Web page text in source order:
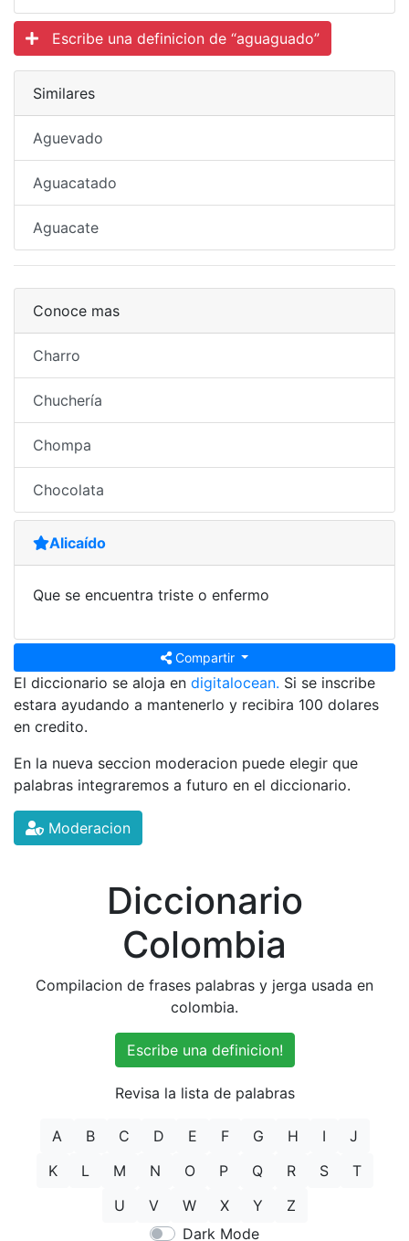
Escribe una definicion de “aguaguado”
Similares
Aguevado
Aguacatado
Aguacate
Conoce mas
Charro
Chuchería
Chompa
Chocolata
Alicaído
Que se encuentra triste o enfermo
Compartir
El diccionario se aloja en digitalocean. Si se inscribe
estara ayudando a mantenerlo y recibira 100 dolares
en credito.
En la nueva seccion moderacion puede elegir que
palabras integraremos a futuro en el diccionario.
Moderacion
Diccionario
Colombia
Compilacion de frases palabras y jerga usada en
colombia.
Escribe una definicion!
Revisa la lista de palabras
A B C D E F G H I
J
K
L M N O P Q R S
T
U
V W X Y
Z
Dark Mode